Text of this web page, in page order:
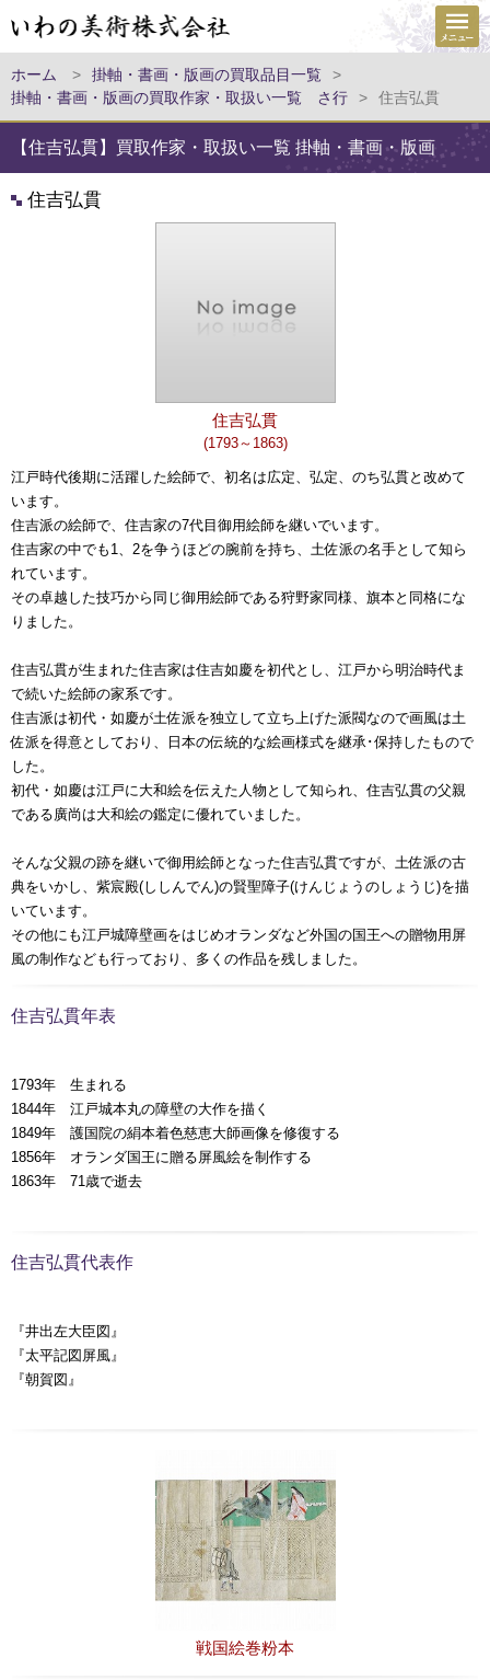
ホーム > 掛軸・書画・版画の買取品目一覧
>
掛軸・書画・版画の買取作家・取扱い一覧 さ行
> 住吉弘貫
【住吉弘貫】買取作家・取扱い一覧 掛軸・書画・版画
住吉弘貫
住吉弘貫
(1793～1863)
江戸時代後期に活躍した絵師で、初名は広定、弘定、のち弘貫と改めて
います。
住吉派の絵師で、住吉家の7代目御用絵師を継いでいます。
住吉家の中でも1、2を争うほどの腕前を持ち、土佐派の名手として知ら
れています。
その卓越した技巧から同じ御用絵師である狩野家同様、旗本と同格にな
りました。
住吉弘貫が生まれた住吉家は住吉如慶を初代とし、江戸から明治時代ま
で続いた絵師の家系です。
住吉派は初代・如慶が土佐派を独立して立ち上げた派閥なので画風は土
佐派を得意としており、日本の伝統的な絵画様式を継承･保持したもので
した。
初代・如慶は江戸に大和絵を伝えた人物として知られ、住吉弘貫の父親
である廣尚は大和絵の鑑定に優れていました。
そんな父親の跡を継いで御用絵師となった住吉弘貫ですが、土佐派の古
典をいかし、紫宸殿(ししんでん)の賢聖障子(けんじょうのしょうじ)を描
いています。
その他にも江戸城障壁画をはじめオランダなど外国の国王への贈物用屏
風の制作なども行っており、多くの作品を残しました。
住吉弘貫年表
1793年 生まれる
1844年 江戸城本丸の障壁の大作を描く
1849年 護国院の絹本着色慈恵大師画像を修復する
1856年 オランダ国王に贈る屏風絵を制作する
1863年 71歳で逝去
住吉弘貫代表作
『井出左大臣図』
『太平記図屏風』
『朝賀図』
戦国絵巻粉本